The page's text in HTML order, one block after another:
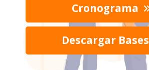
Cronograma
Descargar Bases